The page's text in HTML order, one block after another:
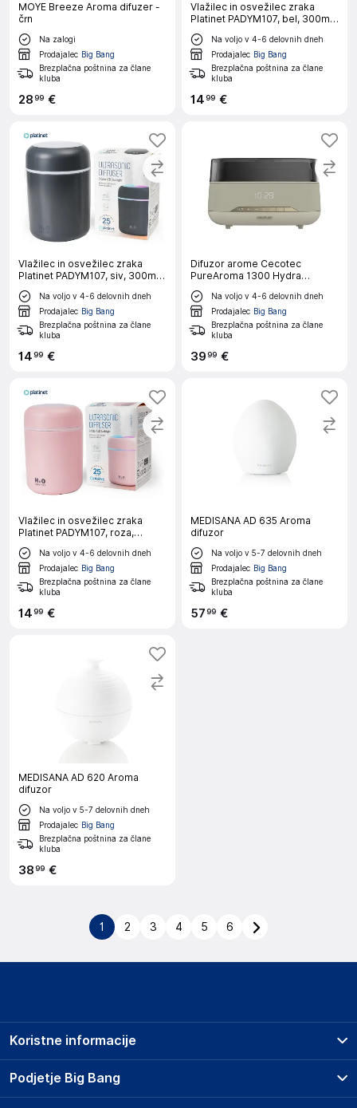
MOYE Breeze Aroma difuzer -
črn
Na zalogi
Prodajalec Big Bang
Brezplačna poštnina za člane
kluba
2899 €
Vlažilec in osvežilec zraka
Platinet PADYM107, bel, 300ml,
RGB LED
Na voljo v 4-6 delovnih dneh
Prodajalec Big Bang
Brezplačna poštnina za člane
kluba
1499 €
Vlažilec in osvežilec zraka
Platinet PADYM107, siv, 300ml,
RGB LED
Na voljo v 4-6 delovnih dneh
Prodajalec Big Bang
Brezplačna poštnina za člane
kluba
1499 €
Difuzor arome Cecotec
PureAroma 1300 Hydra
Speaker
Na voljo v 4-6 delovnih dneh
Prodajalec Big Bang
Brezplačna poštnina za člane
kluba
3999 €
Vlažilec in osvežilec zraka
Platinet PADYM107, roza,
300ml, RGB LED
Na voljo v 4-6 delovnih dneh
Prodajalec Big Bang
Brezplačna poštnina za člane
kluba
1499 €
MEDISANA AD 635 Aroma
difuzor
Na voljo v 5-7 delovnih dneh
Prodajalec Big Bang
Brezplačna poštnina za člane
kluba
5799 €
MEDISANA AD 620 Aroma
difuzor
Na voljo v 5-7 delovnih dneh
Prodajalec Big Bang
Brezplačna poštnina za člane
kluba
3899 €
1 2 3 4 5 6
Podjetje Big Bang
Koristne informacije
Prodajna mesta